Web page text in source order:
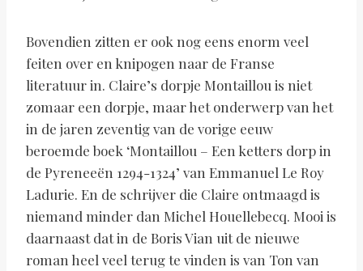
Bovendien zitten er ook nog eens enorm veel
feiten over en knipogen naar de Franse
literatuur in. Claire’s dorpje Montaillou is niet
zomaar een dorpje, maar het onderwerp van het
in de jaren zeventig van de vorige eeuw
beroemde boek ‘Montaillou – Een ketters dorp in
de Pyreneeën 1294-1324’ van Emmanuel Le Roy
Ladurie. En de schrijver die Claire ontmaagd is
niemand minder dan Michel Houellebecq. Mooi is
daarnaast dat in de Boris Vian uit de nieuwe
roman heel veel terug te vinden is van Ton van